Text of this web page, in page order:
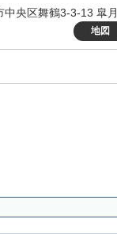
央区舞鶴3-3-13 皐月
地図